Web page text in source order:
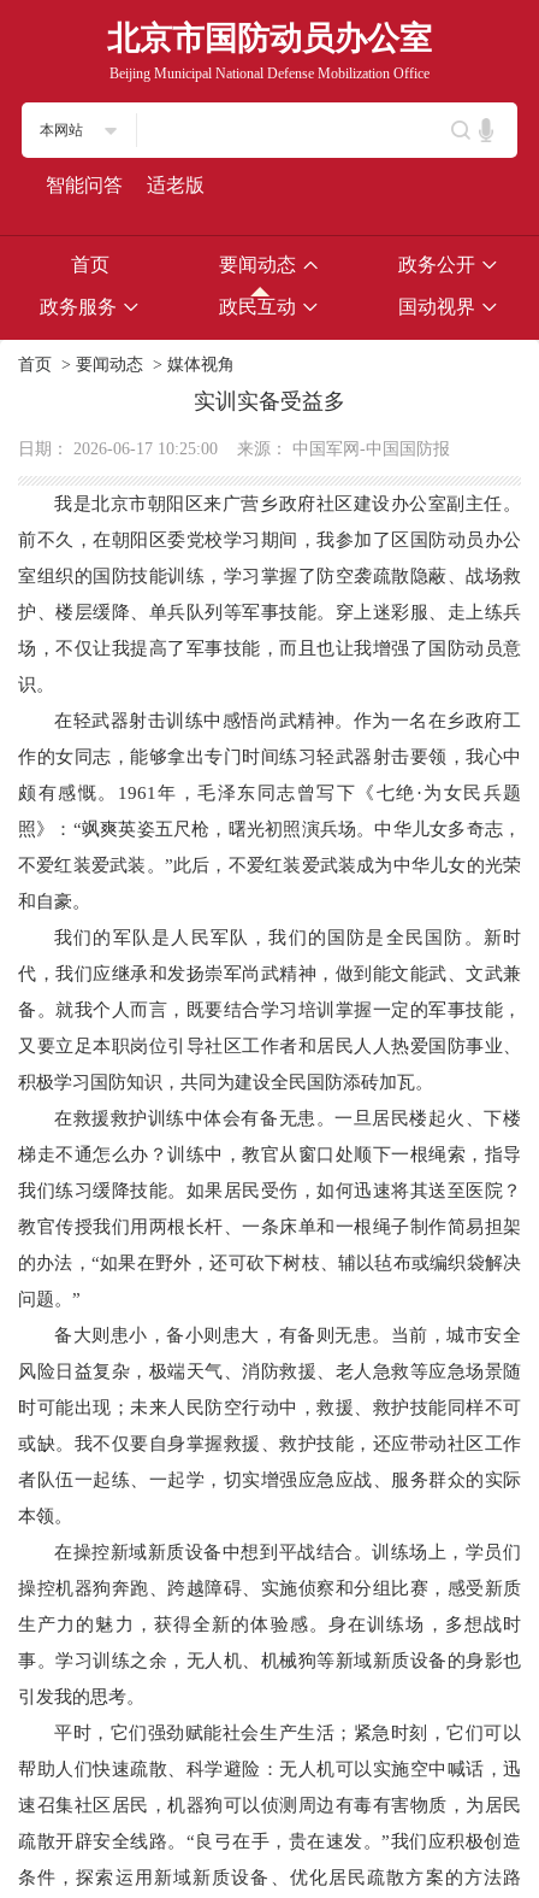
北京市国防动员办公室
Beijing Municipal National Defense Mobilization Office
本网站
智能问答 适老版
首页 要闻动态 政务公开
政务服务 政民互动 国动视界
首页 > 要闻动态 > 媒体视角
实训实备受益多
日期： 2026-06-17 10:25:00 来源： 中国军网-中国国防报
我是北京市朝阳区来广营乡政府社区建设办公室副主任。
前不久，在朝阳区委党校学习期间，我参加了区国防动员办公
室组织的国防技能训练，学习掌握了防空袭疏散隐蔽、战场救
护、楼层缓降、单兵队列等军事技能。穿上迷彩服、走上练兵
场，不仅让我提高了军事技能，而且也让我增强了国防动员意
识。
在轻武器射击训练中感悟尚武精神。作为一名在乡政府工
作的女同志，能够拿出专门时间练习轻武器射击要领，我心中
颇有感慨。1961年，毛泽东同志曾写下《七绝·为女民兵题
照》：“飒爽英姿五尺枪，曙光初照演兵场。中华儿女多奇志，
不爱红装爱武装。”此后，不爱红装爱武装成为中华儿女的光荣
和自豪。
我们的军队是人民军队，我们的国防是全民国防。新时
代，我们应继承和发扬崇军尚武精神，做到能文能武、文武兼
备。就我个人而言，既要结合学习培训掌握一定的军事技能，
又要立足本职岗位引导社区工作者和居民人人热爱国防事业、
积极学习国防知识，共同为建设全民国防添砖加瓦。
在救援救护训练中体会有备无患。一旦居民楼起火、下楼
梯走不通怎么办？训练中，教官从窗口处顺下一根绳索，指导
我们练习缓降技能。如果居民受伤，如何迅速将其送至医院？
教官传授我们用两根长杆、一条床单和一根绳子制作简易担架
的办法，“如果在野外，还可砍下树枝、辅以毡布或编织袋解决
问题。”
备大则患小，备小则患大，有备则无患。当前，城市安全
风险日益复杂，极端天气、消防救援、老人急救等应急场景随
时可能出现；未来人民防空行动中，救援、救护技能同样不可
或缺。我不仅要自身掌握救援、救护技能，还应带动社区工作
者队伍一起练、一起学，切实增强应急应战、服务群众的实际
本领。
在操控新域新质设备中想到平战结合。训练场上，学员们
操控机器狗奔跑、跨越障碍、实施侦察和分组比赛，感受新质
生产力的魅力，获得全新的体验感。身在训练场，多想战时
事。学习训练之余，无人机、机械狗等新域新质设备的身影也
引发我的思考。
平时，它们强劲赋能社会生产生活；紧急时刻，它们可以
帮助人们快速疏散、科学避险：无人机可以实施空中喊话，迅
速召集社区居民，机器狗可以侦测周边有毒有害物质，为居民
疏散开辟安全线路。“良弓在手，贵在速发。”我们应积极创造
条件，探索运用新域新质设备、优化居民疏散方案的方法路